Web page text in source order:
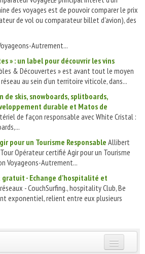
des voyages est de pouvoir comparer le prix
de vol ou comparateur billet d'avion), des
Autrement...
» : un label pour découvrir les vins
& Découvertes » est avant tout le moyen
au sein d’un territoire viticole, dans...
de skis, snowboards, splitboards,
durable et Matos de
de façon responsable avec White Cristal :
pour un Tourisme Responsable Allibert
Opérateur certifié Agir pour un Tourisme
Voyageons-Autrement...
gratuit - Echange d'hospitalité et
- CouchSurfing., hospitality Club, Be
exponentiel, relient entre eux plusieurs